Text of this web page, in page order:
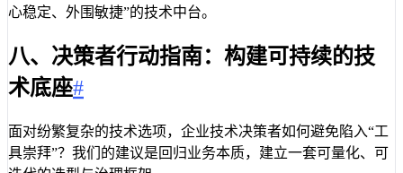
心稳定、外围敏捷”的技术中台。
八、决策者行动指南：构建可持续的技
术底座#
面对纷繁复杂的技术选项，企业技术决策者如何避免陷入“工
具崇拜”？我们的建议是回归业务本质，建立一套可量化、可